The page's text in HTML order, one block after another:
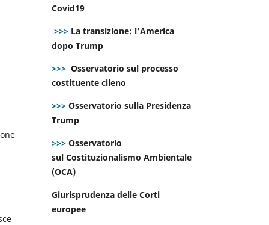
Covid19
>>> La transizione: l’America
dopo Trump
>>> Osservatorio sul processo
costituente cileno
>>> Osservatorio sulla Presidenza
Trump
>>> Osservatorio
sul Costituzionalismo Ambientale
(OCA)
Giurisprudenza delle Corti
europee